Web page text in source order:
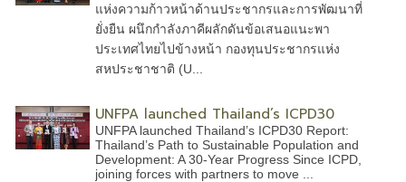
แห่งความก้าวหน้าด้านประชากรและการพัฒนาที่
ยั่งยืน ผนึกกำลังภาคีผลักดันข้อเสนอแนะพา
ประเทศไทยไปข้างหน้า กองทุนประชากรแห่ง
สหประชาชาติ (U...
UNFPA launched Thailand’s ICPD30
UNFPA launched Thailand’s ICPD30 Report:
Thailand’s Path to Sustainable Population and
Development: A 30-Year Progress Since ICPD,
joining forces with partners to move ...